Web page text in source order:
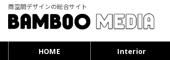
商空間デザインの総合サイト
HOME Interior